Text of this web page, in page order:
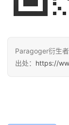
Paragoger衍生
出处： https://